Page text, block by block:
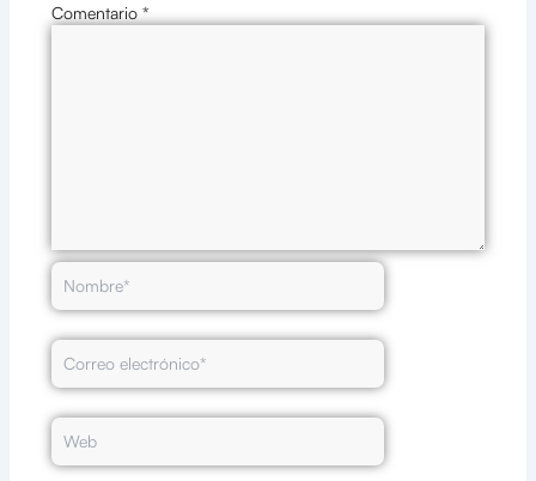
Comentario *
Nombre*
Correo
electrónico*
Web